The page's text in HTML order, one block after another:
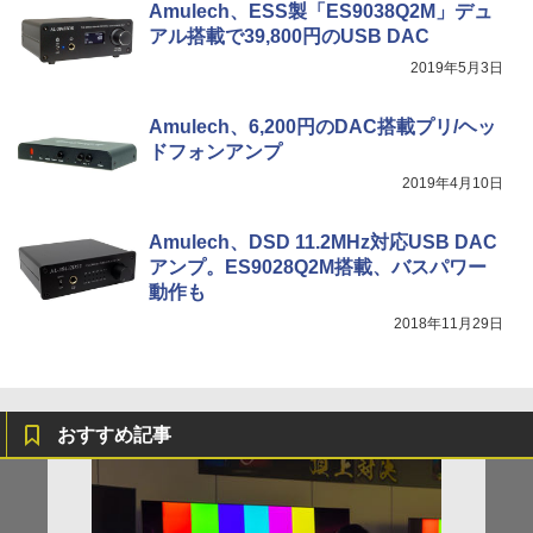
Amulech、ESS製「ES9038Q2M」デュ
アル搭載で39,800円のUSB DAC
2019年5月3日
Amulech、6,200円のDAC搭載プリ/ヘッ
ドフォンアンプ
2019年4月10日
Amulech、DSD 11.2MHz対応USB DAC
アンプ。ES9028Q2M搭載、バスパワー
動作も
2018年11月29日
おすすめ記事